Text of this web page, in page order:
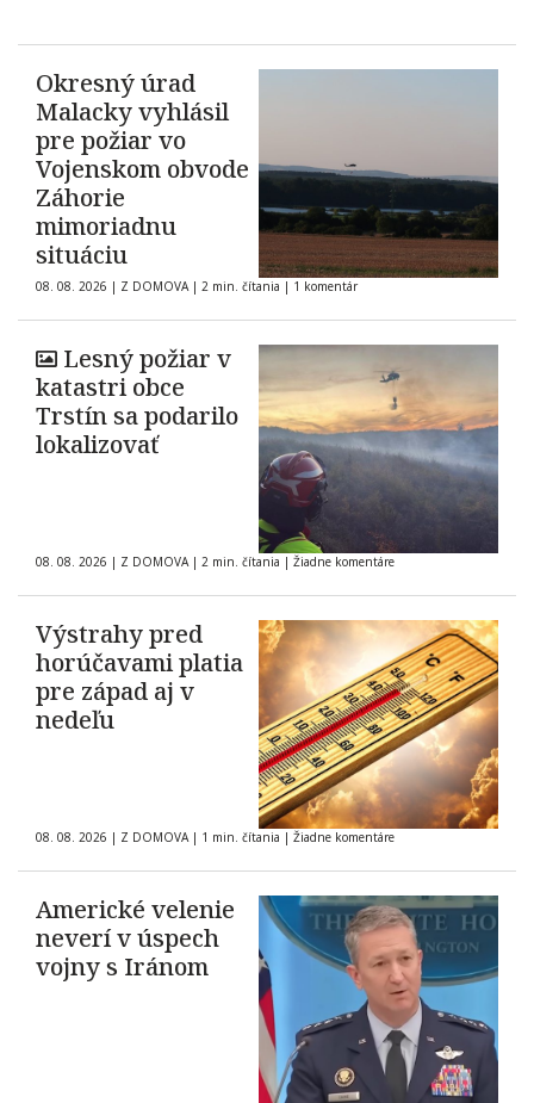
Okresný úrad
Malacky vyhlásil
pre požiar vo
Vojenskom obvode
Záhorie
mimoriadnu
situáciu
08. 08. 2026 | Z DOMOVA | 2 min. čítania | 1 komentár
Lesný požiar v
katastri obce
Trstín sa podarilo
lokalizovať
08. 08. 2026 | Z DOMOVA | 2 min. čítania | Žiadne komentáre
Výstrahy pred
horúčavami platia
pre západ aj v
nedeľu
08. 08. 2026 | Z DOMOVA | 1 min. čítania | Žiadne komentáre
Americké velenie
neverí v úspech
vojny s Iránom